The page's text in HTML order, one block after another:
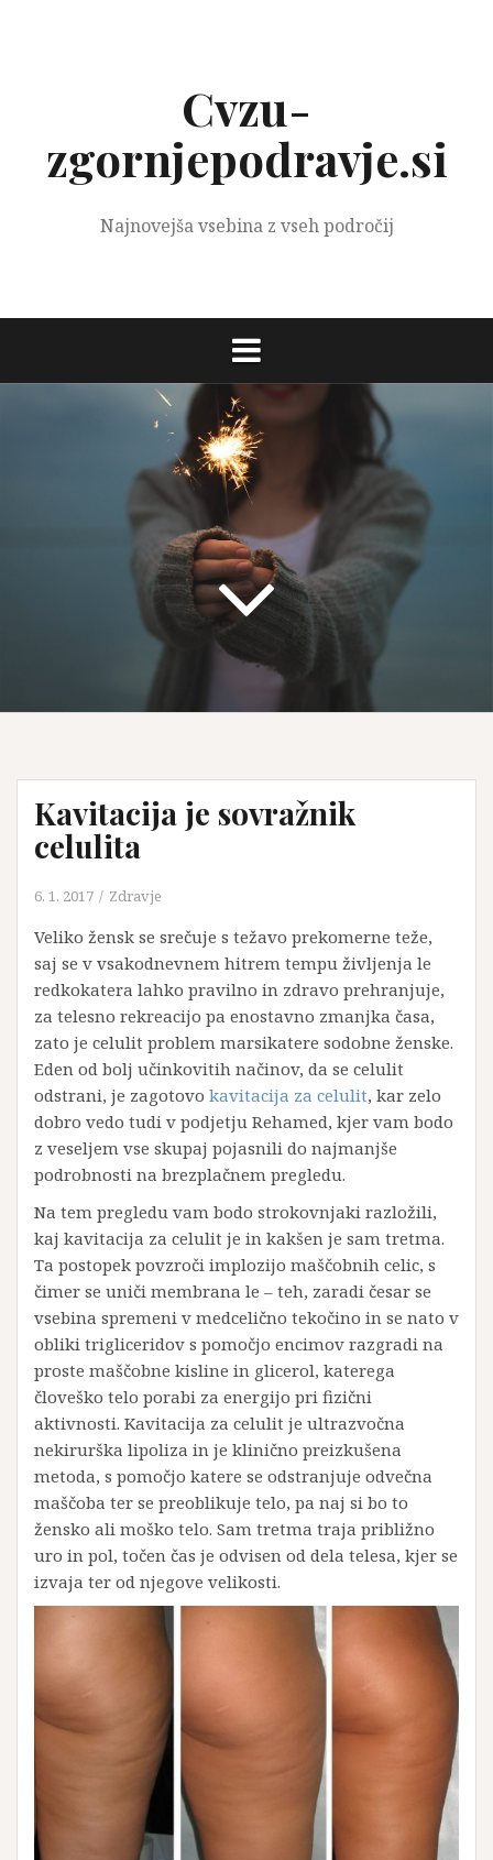
Cvzu-
zgornjepodravje.si
Najnovejša vsebina z vseh področij
Kavitacija je sovražnik
celulita
6. 1. 2017 Zdravje
Veliko žensk se srečuje s težavo prekomerne teže,
saj se v vsakodnevnem hitrem tempu življenja le
redkokatera lahko pravilno in zdravo prehranjuje,
za telesno rekreacijo pa enostavno zmanjka časa,
zato je celulit problem marsikatere sodobne ženske.
Eden od bolj učinkovitih načinov, da se celulit
odstrani, je zagotovo kavitacija za celulit, kar zelo
dobro vedo tudi v podjetju Rehamed, kjer vam bodo
z veseljem vse skupaj pojasnili do najmanjše
podrobnosti na brezplačnem pregledu.
Na tem pregledu vam bodo strokovnjaki razložili,
kaj kavitacija za celulit je in kakšen je sam tretma.
Ta postopek povzroči implozijo maščobnih celic, s
čimer se uniči membrana le – teh, zaradi česar se
vsebina spremeni v medcelično tekočino in se nato v
obliki trigliceridov s pomočjo encimov razgradi na
proste maščobne kisline in glicerol, katerega
človeško telo porabi za energijo pri fizični
aktivnosti. Kavitacija za celulit je ultrazvočna
nekirurška lipoliza in je klinično preizkušena
metoda, s pomočjo katere se odstranjuje odvečna
maščoba ter se preoblikuje telo, pa naj si bo to
žensko ali moško telo. Sam tretma traja približno
uro in pol, točen čas je odvisen od dela telesa, kjer se
izvaja ter od njegove velikosti.